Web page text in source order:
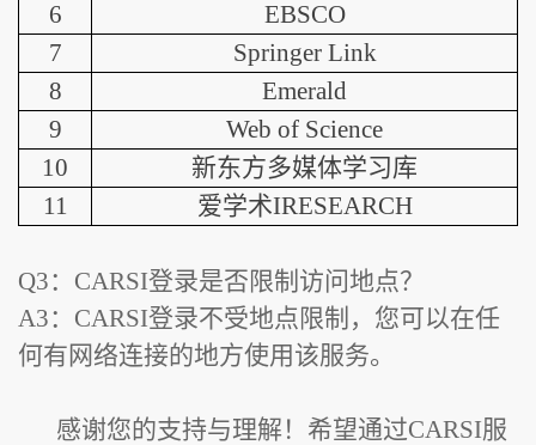
6
EBSCO
7
Springer Link
8
Emerald
9
Web of Science
10
新东方多媒体学习库
11
爱学术IRESEARCH
Q3：CARSI登录是否限制访问地点？
A3：CARSI登录不受地点限制，您可以在任
何有网络连接的地方使用该服务。
感谢您的支持与理解！希望通过CARSI服